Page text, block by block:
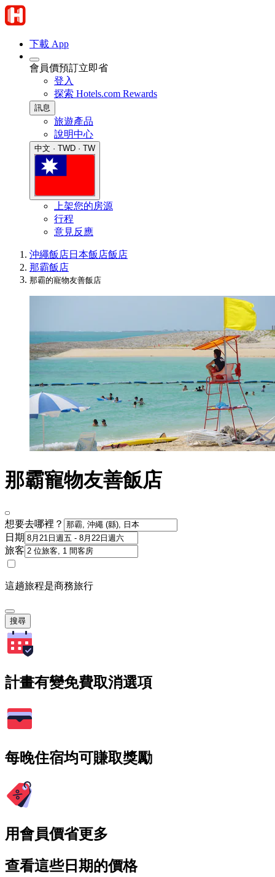
下載 App
會員價預訂立即省
登入
探索 Hotels.com Rewards
訊息
旅遊產品
說明中心
中文 · TWD · TW
上架您的房源
行程
意見反應
沖繩飯店日本飯店飯店
那霸飯店
那霸的寵物友善飯店
那霸寵物友善飯店
想要去哪裡？
日期
旅客
這趟旅程是商務旅行
搜尋
計畫有變免費取消選項
每晚住宿均可賺取獎勵
用會員價省更多
查看這些日期的價格